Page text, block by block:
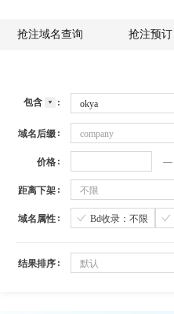
抢注域名查询 抢注预订
包含
域名后缀 company
价格
距离下架 不限
域名属性 Bd收录：不限
结果排序 默认